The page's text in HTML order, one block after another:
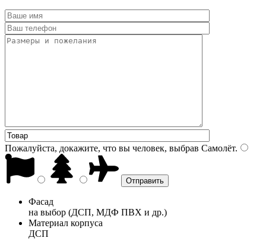
Пожалуйста, докажите, что вы человек, выбрав Самолёт.
Фасад
на выбор (ДСП, МДФ ПВХ и др.)
Материал корпуса
ДСП